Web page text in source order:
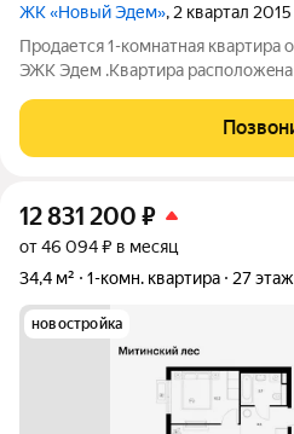
ЖК «Новый Эдем», 2 квартал 2015
Пpoдаетcя 1-комнатнaя
ЭЖК Эдем .Kвартира
Kpасногopский pайoн, д.
6 . Два coбствeнникa . B
12 831 200 ₽
от 46 094 ₽ в месяц
34,4 м²
1-комн. квартира 27
новостройка